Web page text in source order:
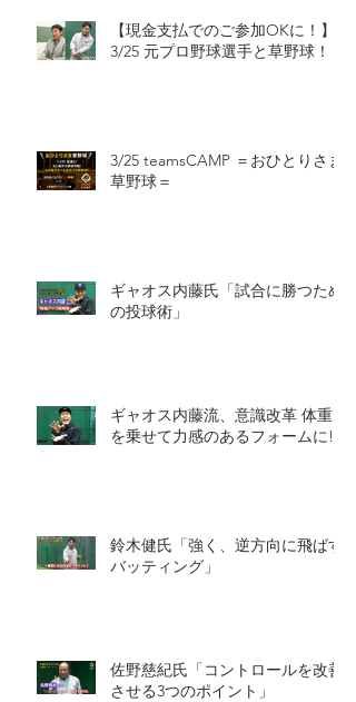
【現金支払でのご参加OKに！】
3/25 元プロ野球選手と草野球！！
3/25 teamsCAMP ＝おひとりさま
草野球＝
ギャオス内藤氏「試合に勝つため
の投球術」
ギャオス内藤流、意識改革 体重
を乗せて力感のあるフォームに!!
鈴木健氏「強く、逆方向に飛ばす
バッティング」
佐野慈紀氏「コントロールを改善
させる3つのポイント」